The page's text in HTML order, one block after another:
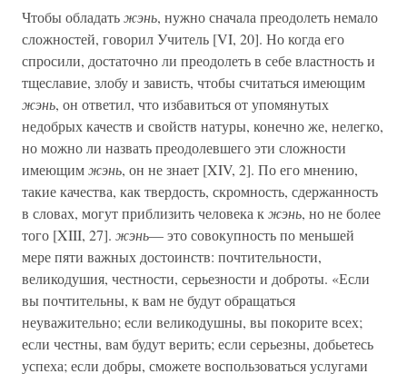
Чтобы обладатьжэнь, нужно сначала преодолеть немало
сложностей, говорил Учитель [VI, 20]. Но когда его
спросили, достаточно ли преодолеть в себе властность и
тщеславие, злобу и зависть, чтобы считаться имеющим
жэнь, он ответил, что избавиться от упомянутых
недобрых качеств и свойств натуры, конечно же, нелегко,
но можно ли назвать преодолевшего эти сложности
имеющимжэнь, он не знает [XIV, 2]. По его мнению,
такие качества, как твердость, скромность, сдержанность
в словах, могут приблизить человека кжэнь, но не более
того [XIII, 27]. жэнь— это совокупность по меньшей
мере пяти важных достоинств: почтительности,
великодушия, честности, серьезности и доброты. «Если
вы почтительны, к вам не будут обращаться
неуважительно; если великодушны, вы покорите всех;
если честны, вам будут верить; если серьезны, добьетесь
успеха; если добры, сможете воспользоваться услугами